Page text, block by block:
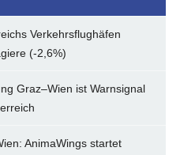
Verkehrsflughäfen
(-2,6%)
Graz–Wien ist Warnsignal
AnimaWings startet